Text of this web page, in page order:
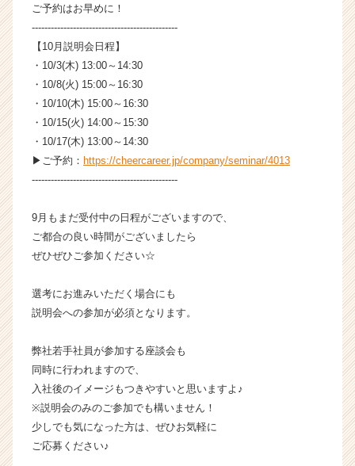
く
活
ト
チ
ア
キ
（C
h
e
r
C
e
e
r）
ご予約はお早めに！
----------------------------------------------
【10月説明会日程】
・10/3(木) 13:00～14:30
・10/8(火) 15:00～16:30
・10/10(木) 15:00～16:30
・10/15(火) 14:00～15:30
・10/17(木) 13:00～14:30
▶ご予約： https://cheercareer.jp/company/seminar/4013
----------------------------------------------
9月もまだ受付中の日程がございますので、
ご都合の良い時間がございましたら
ぜひぜひご参加ください☆
選考にお進みいただく場合にも
説明会への参加が必須となります。
弊社若手社員が参加する座談会も
同時に行われますので、
入社後のイメージもつきやすいと思いますよ♪
※説明会のみのご参加でも構いません！
少しでも気になった方は、ぜひお気軽に
ご応募ください♪